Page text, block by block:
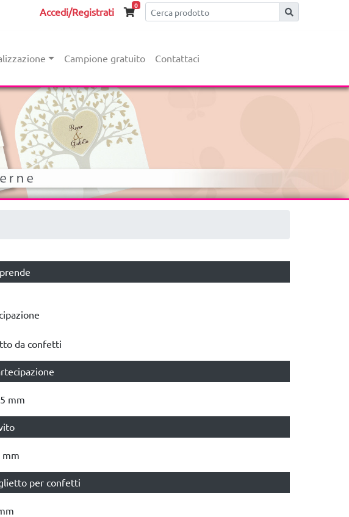
Accedi/Registrati
0
Campione gratuito Contattaci
da confetti
mm
mm
per confetti